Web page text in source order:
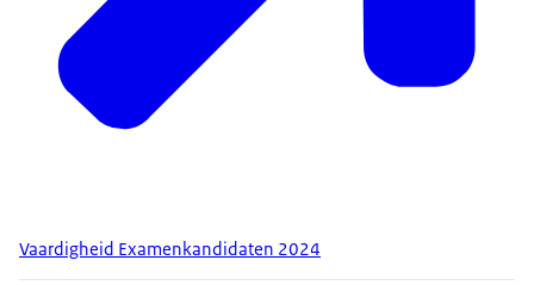
Vaardigheid Examenkandidaten 2024